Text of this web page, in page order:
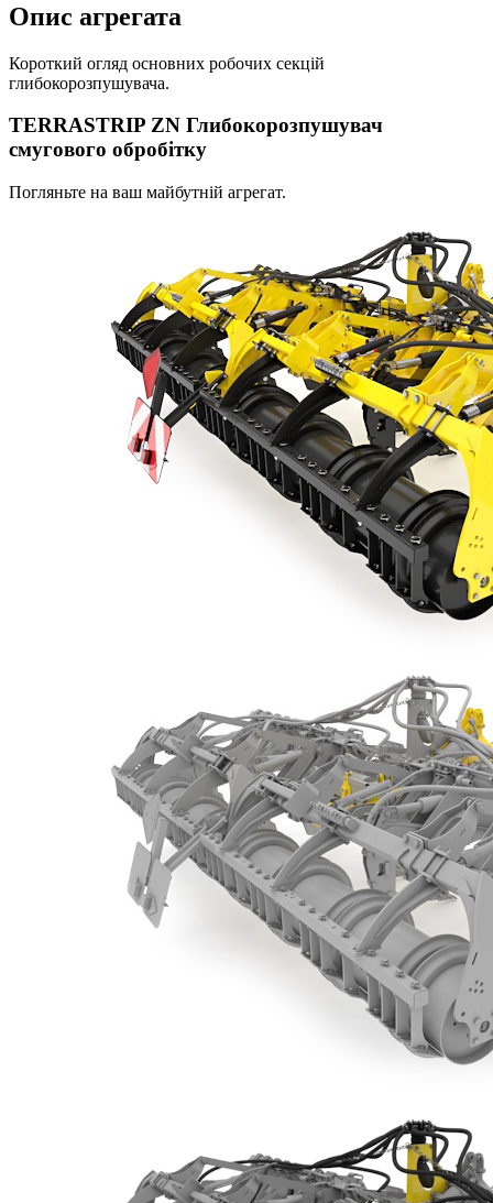
Oпис агрегата
Короткий огляд основних робочих секцій
глибокорозпушувача.
TERRASTRIP ZN Глибокорозпушувач
смугового обробітку
Погляньте на ваш майбутній агрегат.